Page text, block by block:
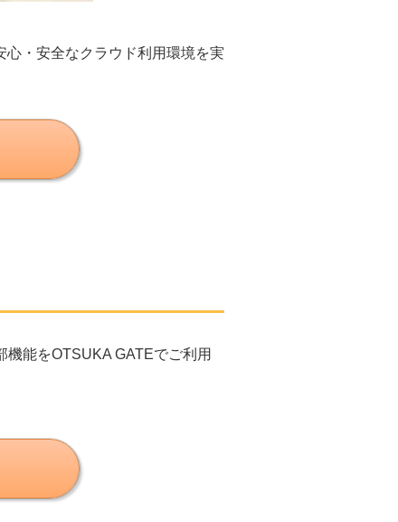
・安全なクラウド利用環境を実
能をOTSUKA GATEでご利用